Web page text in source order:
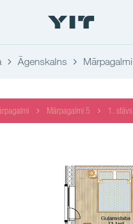
Āgenskalns Mārpagalmi
Mārpagalmi 5 1. stāvs